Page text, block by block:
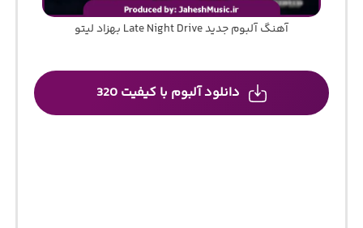
آهنگ آلبوم جدید Late Night Drive بهزاد لیتو
دانلود آلبوم با کیفیت 320